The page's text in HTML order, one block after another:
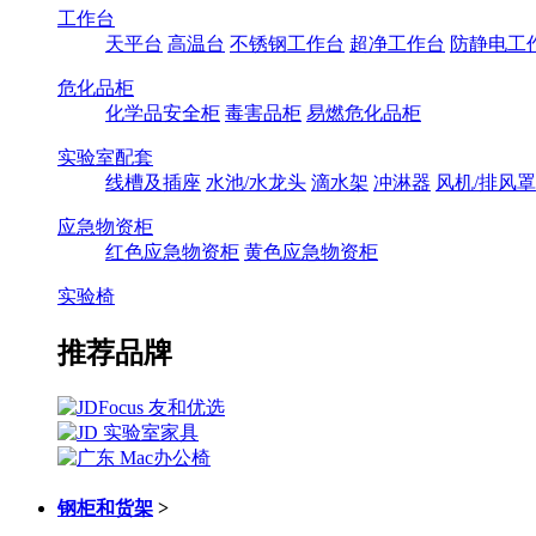
工作台
天平台 高温台 不锈钢工作台 超净工作台 防静电工
危化品柜
化学品安全柜 毒害品柜 易燃危化品柜
实验室配套
线槽及插座 水池/水龙头 滴水架 冲淋器 风机/排风罩
应急物资柜
红色应急物资柜 黄色应急物资柜
实验椅
推荐品牌
钢柜和货架 >